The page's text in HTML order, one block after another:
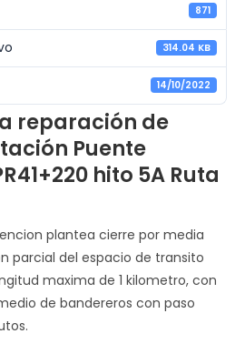
871
314.04 KB
14/10/2022
reparación de
Puente
hito 5A Ruta
plantea cierre por media
parcial del espacio de transito
maxima de 1 kilometro, con
de bandereros con paso